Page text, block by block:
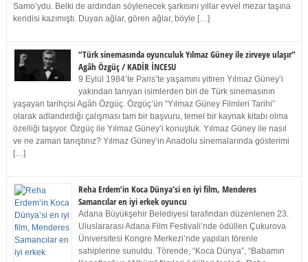
Samo’ydu. Belki de ardından söylenecek şarkısını yıllar evvel mezar taşına
kendisi kazımıştı. Duyan ağlar, gören ağlar, böyle […]
“Türk sinemasında oyunculuk Yılmaz Güney ile zirveye ulaşır”
Agâh Özgüç / KADİR İNCESU
9 Eylül 1984’te Paris’te yaşamını yitiren Yılmaz Güney’i
yakından tanıyan isimlerden biri de Türk sinemasının
yaşayan tarihçisi Agâh Özgüç. Özgüç’ün “Yılmaz Güney Filmleri Tarihi”
olarak adlandırdığı çalışması tam bir başvuru, temel bir kaynak kitabı olma
özelliği taşıyor. Özgüç ile Yılmaz Güney’i konuştuk. Yılmaz Güney ile nasıl
ve ne zaman tanıştınız? Yılmaz Güney’in Anadolu sinemalarında gösterimi
[…]
Reha Erdem’in Koca Dünya’si en iyi film, Menderes
Samancılar en iyi erkek oyuncu
Adana Büyükşehir Belediyesi tarafından düzenlenen 23.
Uluslararası Adana Film Festivali’nde ödüllen Çukurova
Üniversitesi Kongre Merkezi’nde yapılan törenle
sahiplerine sunuldu. Törende, “Koca Dünya”, “Babamın